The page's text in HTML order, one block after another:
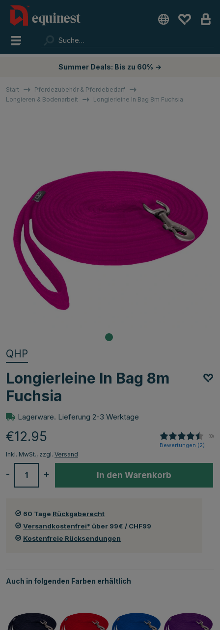
Summer Deals: Bis zu 60% →
Start
Pferdezubehör & Pferdebedarf
Longieren & Bodenarbeit
Longierleine In Bag 8m Fuchsia
QHP
Longierleine In Bag 8m
Fuchsia
Lagerware. Lieferung 2-3 Werktage
€12.95 (8)
Bewertungen (2)
Inkl. MwSt., zzgl. Versand
+
- In den Warenkorb
60 Tage Rückgaberecht
Versandkostenfrei* über 99€ / CHF99
Kostenfreie Rücksendungen
Auch in folgenden Farben erhältlich